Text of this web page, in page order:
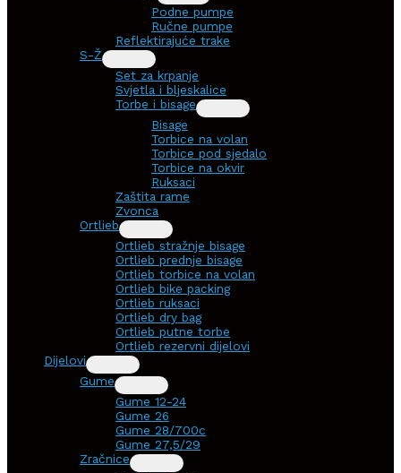
Podne pumpe
Ručne pumpe
Reflektirajuće trake
S-Ž
Set za krpanje
Svjetla i bljeskalice
Torbe i bisage
Bisage
Torbice na volan
Torbice pod sjedalo
Torbice na okvir
Ruksaci
Zaštita rame
Zvonca
Ortlieb
Ortlieb stražnje bisage
Ortlieb prednje bisage
Ortlieb torbice na volan
Ortlieb bike packing
Ortlieb ruksaci
Ortlieb dry bag
Ortlieb putne torbe
Ortlieb rezervni dijelovi
Dijelovi
Gume
Gume 12-24
Gume 26
Gume 28/700c
Gume 27,5/29
Zračnice